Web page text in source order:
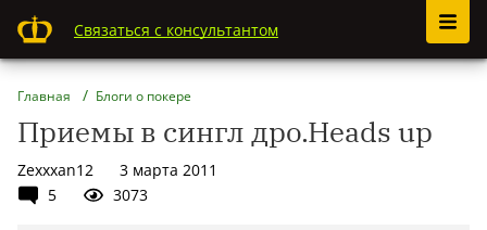
Связаться с консультантом
Главная Блоги о покере
Приемы в сингл дро.Heads up
Zexxxan12
3 марта 2011
5
3073